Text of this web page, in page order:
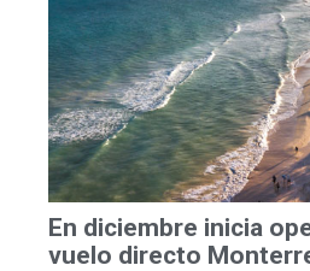
En diciembre inicia
vuelo directo